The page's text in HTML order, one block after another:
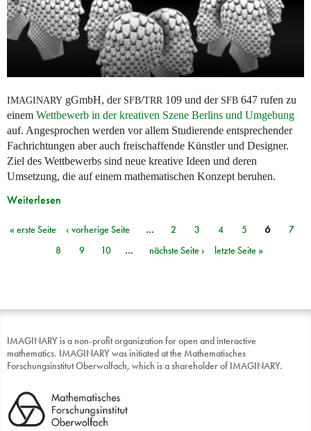
IMAGINARY gGmbH, der SFB/TRR109 und der SFB 647 rufen zu
einem Wettbewerb in der kreativen Szene Berlins und Umgebung
auf. Angesprochen werden vor allem Studierende entsprechender
Fachrichtungen aber auch freischaffende Künstler und Designer.
Ziel des Wettbewerbs sind neue kreative Ideen und deren
Umsetzung, die auf einem mathematischen Konzept beruhen.
Weiterlesen
Seiten
« erste Seite ‹ vorherige Seite … 2 3 4 5 6
7
8
9 10 … nächste Seite › letzte Seite »
IMAGINARY is a non-profit organization for open and interactive
mathematics. IMAGINARY was initiated at the Mathematisches
Forschungsinstitut Oberwolfach, which is a shareholder of IMAGINARY.